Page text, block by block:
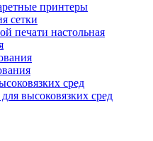
принтеры
сетки
печати настольная
сред
высоковязких сред